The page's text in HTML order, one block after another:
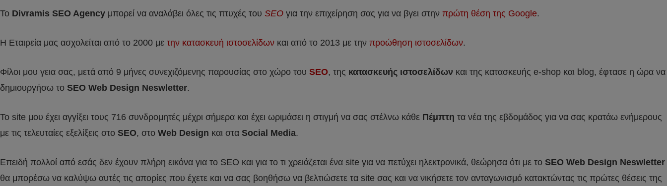
Το Divramis SEO Agency μπορεί να αναλάβει όλες τις πτυχές του SEO για την επιχείρηση σας για να βγει στην πρώτη θέση της Google.
Η Εταιρεία μας ασχολείται από το 2000 με την κατασκευή ιστοσελίδων και από το 2013 με την προώθηση ιστοσελίδων.
Φίλοι μου γεια σας, μετά από 9 μήνες συνεχιζόμενης παρουσίας στο χώρο του SEO, της κατασκευής ιστοσελίδων και της κατασκευής e-shop και blog, έφτασε η ώρα να
δημιουργήσω το SEO Web Design Neswletter.
To site μου έχει αγγίξει τους 716 συνδρομητές μέχρι σήμερα και έχει ωριμάσει η στιγμή να σας στέλνω κάθε Πέμπτη τα νέα της εβδομάδος για να σας κρατάω ενήμερους
με τις τελευταίες εξελίξεις στο SEO, στο Web Design και στα Social Media.
Επειδή πολλοί από εσάς δεν έχουν πλήρη εικόνα για το SEO και για το τι χρειάζεται ένα site για να πετύχει ηλεκτρονικά, θεώρησα ότι με το SEO Web Design Neswletter
θα μπορέσω να καλύψω αυτές τις απορίες που έχετε και να σας βοηθήσω να βελτιώσετε τα site σας και να νικήσετε τον ανταγωνισμό κατακτώντας τις πρώτες θέσεις της